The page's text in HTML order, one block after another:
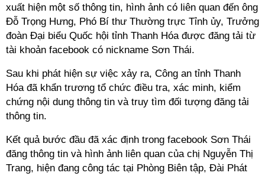
xuất hiện một số thông tin, hình ảnh có liên quan đến ông
Đỗ Trọng Hưng, Phó Bí thư Thường trực Tỉnh ủy, Trưởng
đoàn Đại biểu Quốc hội tỉnh Thanh Hóa được đăng tải từ
tài khoản facebook có nickname Sơn Thái.
Sau khi phát hiện sự việc xảy ra, Công an tỉnh Thanh
Hóa đã khẩn trương tổ chức điều tra, xác minh, kiểm
chứng nội dung thông tin và truy tìm đối tượng đăng tải
thông tin.
Kết quả bước đầu đã xác định trong facebook Sơn Thái
đăng thông tin và hình ảnh liên quan của chị Nguyễn Thị
Trang, hiện đang công tác tại Phòng Biên tập, Đài Phát